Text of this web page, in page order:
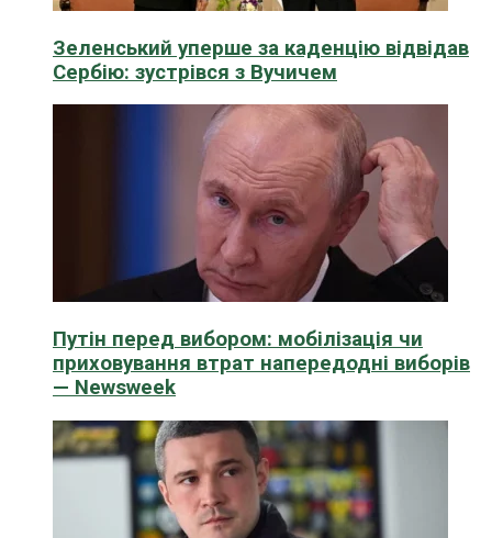
Зеленський уперше за каденцію відвідав
Сербію: зустрівся з Вучичем
Путін перед вибором: мобілізація чи
приховування втрат напередодні виборів
— Newsweek